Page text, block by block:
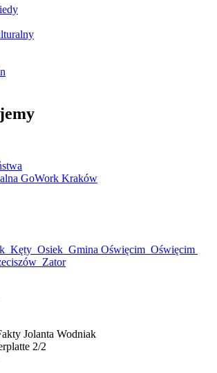
GoWork Kraków
Kęty Osiek Gmina Oświęcim Oświęcim
Zator
Jolanta Wodniak
2/2